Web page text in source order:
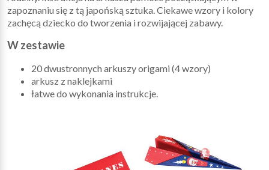
zapoznaniu się z tą japońską sztuka. Ciekawe wzory i kolory
zachęcą dziecko do tworzenia i rozwijającej zabawy.
W zestawie
20 dwustronnych arkuszy origami (4 wzory)
arkusz z naklejkami
łatwe do wykonania instrukcje.